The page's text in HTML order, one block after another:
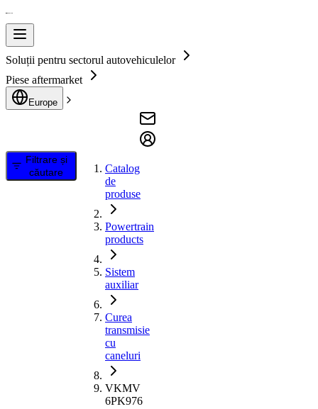
Soluții pentru sectorul autovehiculelor
Piese aftermarket
Europe
Filtrare și
căutare
Catalog
de
produse
Powertrain
products
Sistem
auxiliar
Curea
transmisie
cu
caneluri
VKMV
6PK976